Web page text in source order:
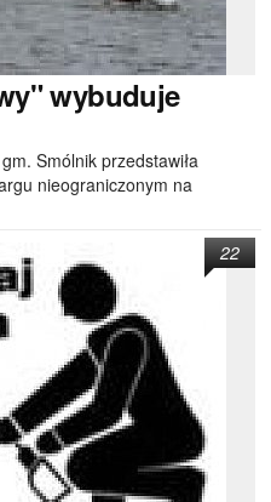
wybuduje
Smólnik przedstawiła
nieograniczonym na
22